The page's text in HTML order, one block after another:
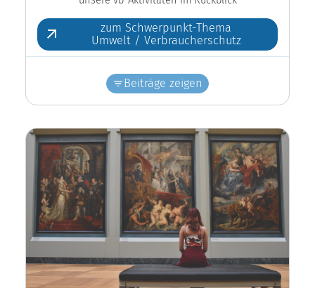
zum Schwerpunkt-Thema
Umwelt / Verbraucherschutz
Beiträge zeigen